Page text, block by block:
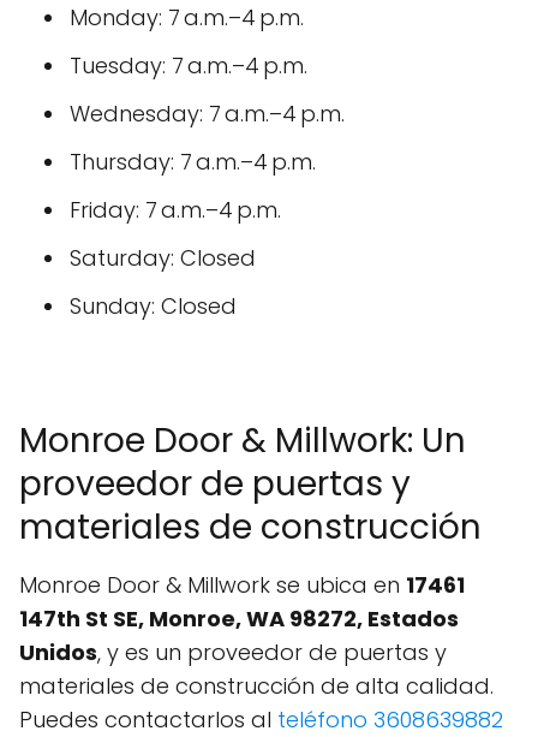
Monday: 7 a.m.–4 p.m.
Tuesday: 7 a.m.–4 p.m.
Wednesday: 7 a.m.–4 p.m.
Thursday: 7 a.m.–4 p.m.
Friday: 7 a.m.–4 p.m.
Saturday: Closed
Sunday: Closed
Monroe Door & Millwork: Un
proveedor de puertas y
materiales de construcción
Monroe Door & Millwork se ubica en 17461
147th St SE, Monroe, WA 98272, Estados
Unidos, y es un proveedor de puertas y
materiales de construcción de alta calidad.
Puedes contactarlos al teléfono 3608639882